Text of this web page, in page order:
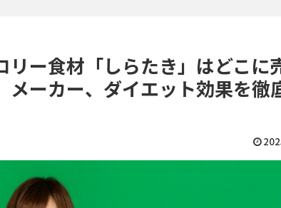
ー食材「しらたき」はどこに
ーカー、ダイエット効果を徹